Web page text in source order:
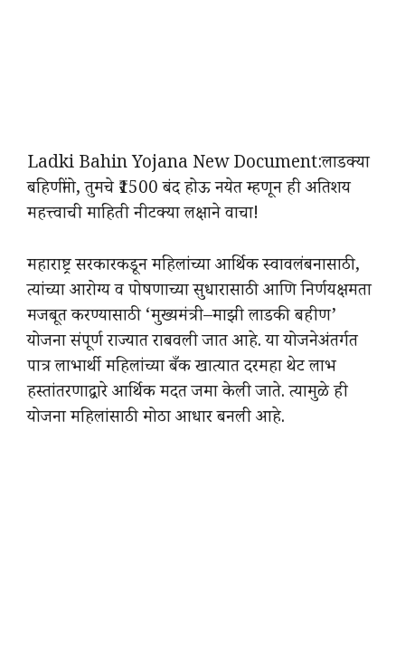
Ladki Bahin Yojana New Document:लाडक्या
बहिणींनो, तुमचे ₹1500 बंद होऊ नयेत म्हणून ही अतिशय
महत्त्वाची माहिती नीटक्या लक्षाने वाचा!
महाराष्ट्र सरकारकडून महिलांच्या आर्थिक स्वावलंबनासाठी,
त्यांच्या आरोग्य व पोषणाच्या सुधारासाठी आणि निर्णयक्षमता
मजबूत करण्यासाठी ‘मुख्यमंत्री–माझी लाडकी बहीण’
योजना संपूर्ण राज्यात राबवली जात आहे. या योजनेअंतर्गत
पात्र लाभार्थी महिलांच्या बँक खात्यात दरमहा थेट लाभ
हस्तांतरणाद्वारे आर्थिक मदत जमा केली जाते. त्यामुळे ही
योजना महिलांसाठी मोठा आधार बनली आहे.